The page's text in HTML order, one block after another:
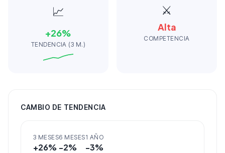
📈
+26%
TENDENCIA (3 M.)
⚔️
Alta
COMPETENCIA
CAMBIO DE TENDENCIA
3 MESES
+26%
6 MESES
-2%
1 AÑO
-3%